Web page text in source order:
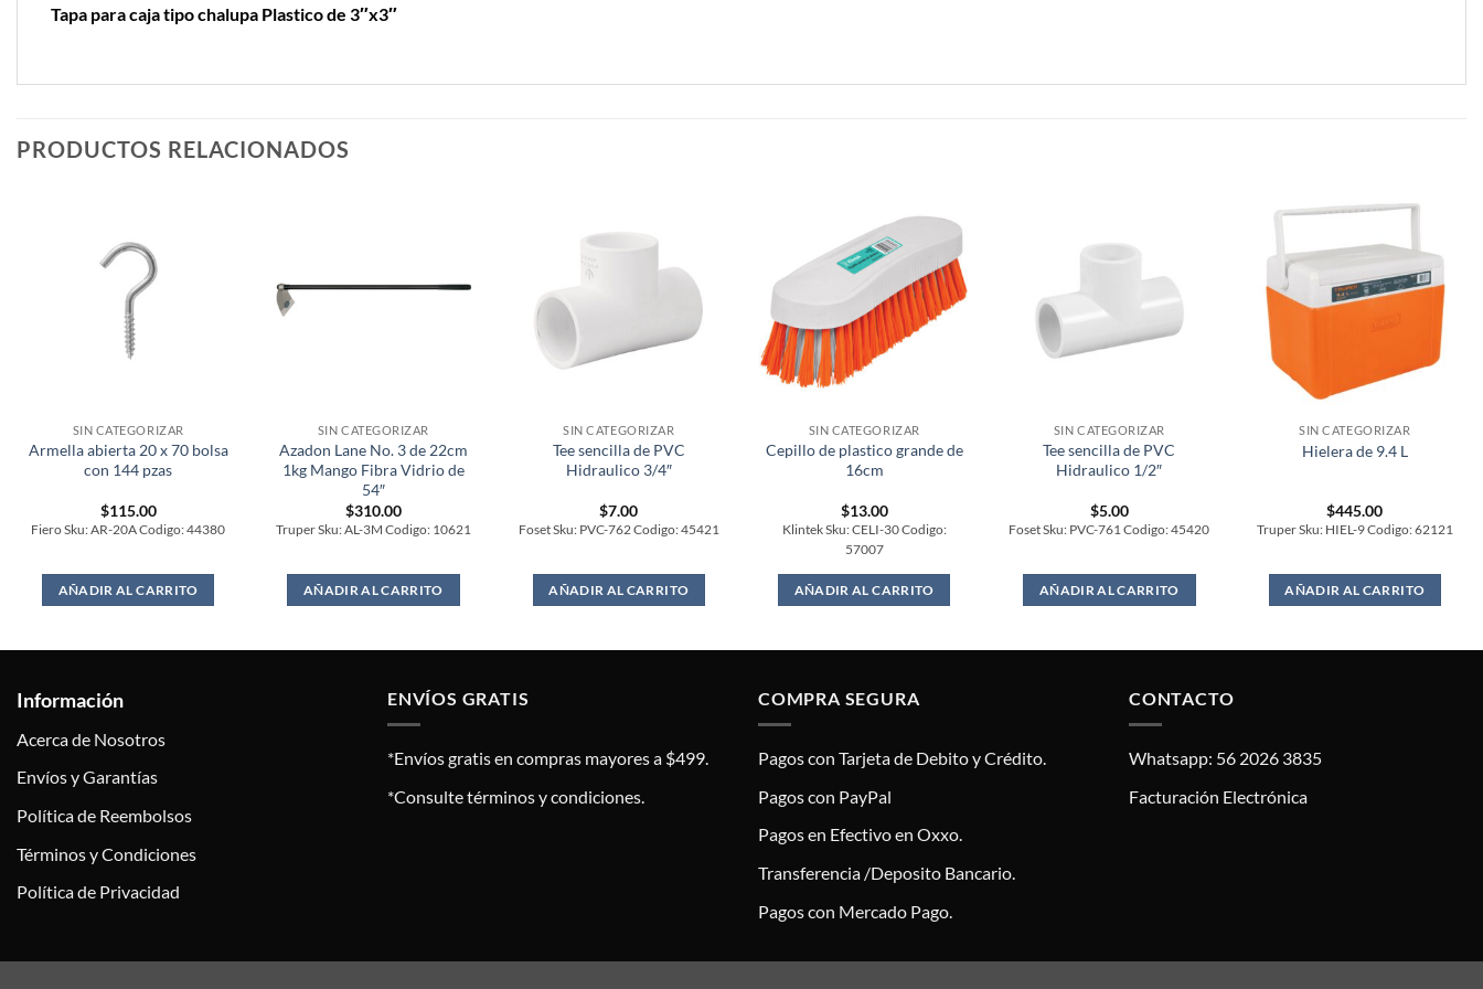
Tapa para caja tipo chalupa Plastico de 3″x3″
PRODUCTOS RELACIONADOS
SIN CATEGORIZAR
Armella abierta 20 x 70 bolsa
con 144 pzas
$115.00
Fiero Sku: AR-20A Codigo: 44380
AÑADIR AL CARRITO
SIN CATEGORIZAR
Azadon Lane No. 3 de 22cm
1kg Mango Fibra Vidrio de
54″
$310.00
Truper Sku: AL-3M Codigo: 10621
AÑADIR AL CARRITO
SIN CATEGORIZAR
Tee sencilla de PVC
Hidraulico 3/4″
$7.00
Foset Sku: PVC-762 Codigo: 45421
AÑADIR AL CARRITO
SIN CATEGORIZAR
Cepillo de plastico grande de
16cm
$13.00
Klintek Sku: CELI-30 Codigo:
57007
AÑADIR AL CARRITO
SIN CATEGORIZAR
Tee sencilla de PVC
Hidraulico 1/2″
$5.00
Foset Sku: PVC-761 Codigo: 45420
AÑADIR AL CARRITO
SIN CATEGORIZAR
Hielera de 9.4 L
$445.00
Truper Sku: HIEL-9 Codigo: 62121
AÑADIR AL CARRITO
Información
Acerca de Nosotros
Envíos y Garantías
Política de Reembolsos
Términos y Condiciones
Política de Privacidad
ENVÍOS GRATIS
*Envíos gratis en compras mayores a $499.
*Consulte términos y condiciones.
COMPRA SEGURA
Pagos con Tarjeta de Debito y Crédito.
Pagos con PayPal
Pagos en Efectivo en Oxxo.
Transferencia /Deposito Bancario.
Pagos con Mercado Pago.
CONTACTO
Whatsapp: 56 2026 3835
Facturación Electrónica